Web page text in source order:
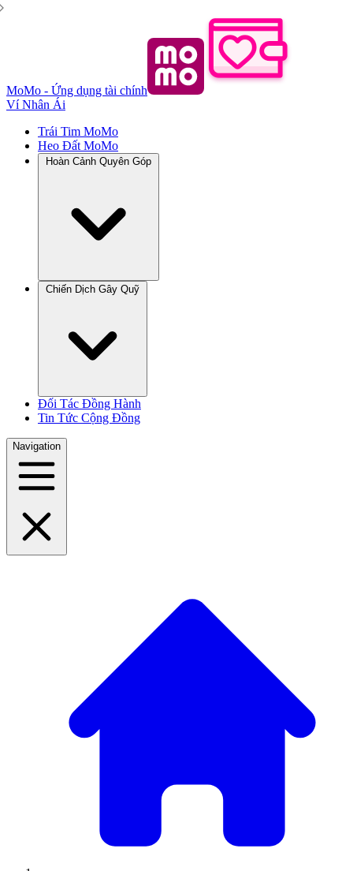
MoMo - Ứng dụng tài chính
Ví Nhân Ái
Trái Tim MoMo
Heo Đất MoMo
Hoàn Cảnh Quyên Góp
Chiến Dịch Gây Quỹ
Đối Tác Đồng Hành
Tin Tức Cộng Đồng
Navigation